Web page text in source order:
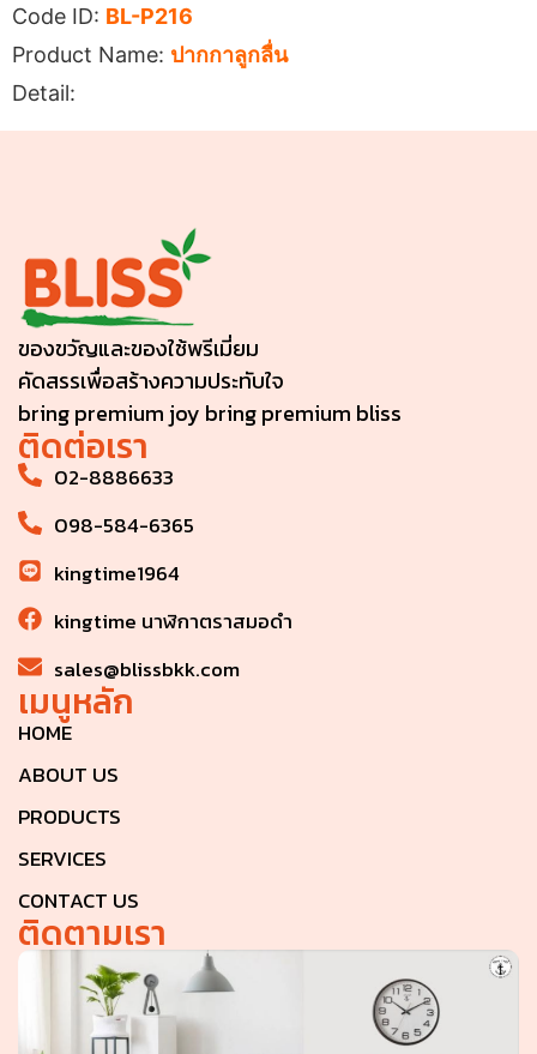
Code ID: BL-P216
Product Name: ปากกาลูกลื่น
Detail:
ของขวัญและของใช้พรีเมี่ยม
คัดสรรเพื่อสร้างความประทับใจ
bring premium joy bring premium bliss
ติดต่อเรา
02-8886633
098-584-6365
kingtime1964
kingtime นาฬิกาตราสมอดำ
sales@blissbkk.com
เมนูหลัก
HOME
ABOUT US
PRODUCTS
SERVICES
CONTACT US
ติดตามเรา